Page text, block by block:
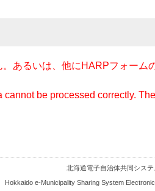
あるいは、他にHARPフォーム
be processed correctly.
北海道電子自治体共同シス
Hokkaido e-Municipality Sharing System